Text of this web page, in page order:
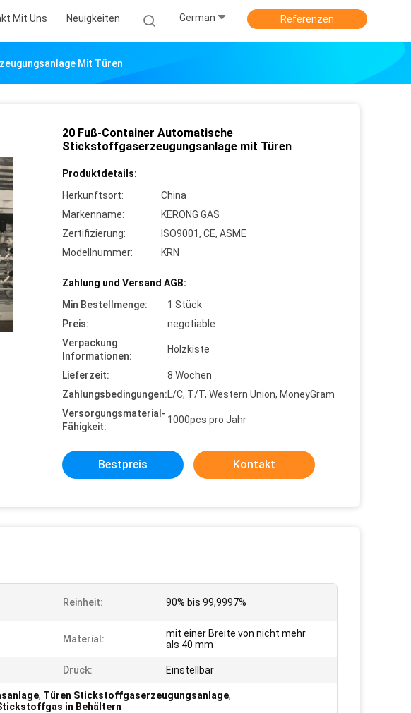
Mit Uns Neuigkeiten German Referenzen
Mit Türen
20 Fuß-Container Automatische
Stickstoffgaserzeugungsanlage mit Türen
Produktdetails:
Herkunftsort:
China
Markenname:
KERONG GAS
Zertifizierung:
ISO9001, CE, ASME
Modellnummer:
KRN
Zahlung und Versand AGB:
Min Bestellmenge:
1 Stück
Preis:
negotiable
Verpackung
Informationen:
Holzkiste
Lieferzeit:
8 Wochen
Zahlungsbedingungen:L/C, T/T, Western Union, MoneyGram
Versorgungsmaterial-
Fähigkeit:
1000pcs pro Jahr
Bestpreis Kontakt
Reinheit: 90% bis 99,9997%
Material:
mit einer Breite von nicht mehr
als 40 mm
Druck: Einstellbar
, Türen Stickstoffgaserzeugungsanlage,
in Behältern